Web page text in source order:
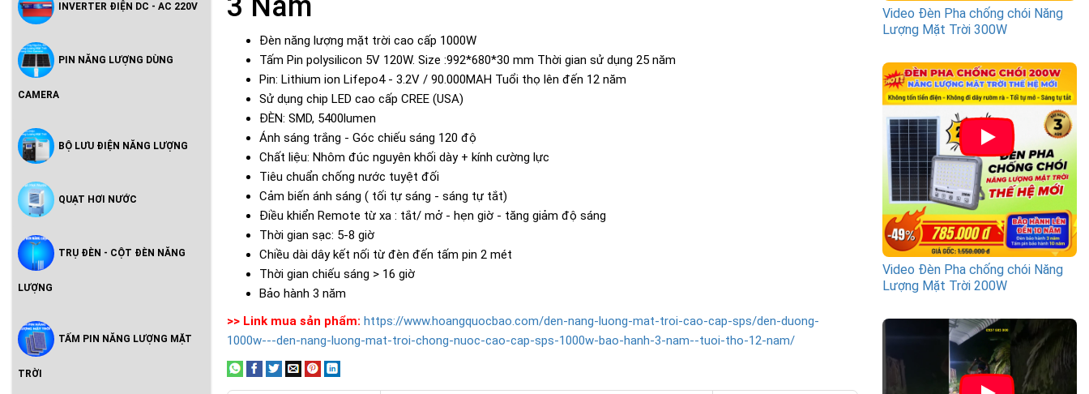
INVERTER ĐIỆN DC - AC 220V
PIN NĂNG LƯỢNG DÙNG
CAMERA
BỘ LƯU ĐIỆN NĂNG LƯỢNG
QUẠT HƠI NƯỚC
TRỤ ĐÈN - CỘT ĐÈN NĂNG
LƯỢNG
TẤM PIN NĂNG LƯỢNG MẶT
TRỜI
Đèn năng lượng mặt trời cao cấp 1000W
Tấm Pin polysilicon 5V 120W. Size :992*680*30 mm Thời gian sử dụng 25 năm
Pin: Lithium ion Lifepo4 - 3.2V / 90.000MAH Tuổi thọ lên đến 12 năm
Sử dụng chip LED cao cấp CREE (USA)
ĐÈN: SMD, 5400lumen
Ánh sáng trắng - Góc chiếu sáng 120 độ
Chất liệu: Nhôm đúc nguyên khối dày + kính cường lực
Tiêu chuẩn chống nước tuyệt đối
Cảm biến ánh sáng ( tối tự sáng - sáng tự tắt)
Điều khiển Remote từ xa : tắt/ mở - hẹn giờ - tăng giảm độ sáng
Thời gian sạc: 5-8 giờ
Chiều dài dây kết nối từ đèn đến tấm pin 2 mét
Thời gian chiếu sáng > 16 giờ
Bảo hành 3 năm
>> Link mua sản phẩm: https://www.hoangquocbao.com/den-nang-luong-mat-troi-cao-cap-sps/den-duong-
1000w---den-nang-luong-mat-troi-chong-nuoc-cao-cap-sps-1000w-bao-hanh-3-nam--tuoi-tho-12-nam/
Video Đèn Pha chống chói Năng
Lượng Mặt Trời 300W
Video Đèn Pha chống chói Năng
Lượng Mặt Trời 200W